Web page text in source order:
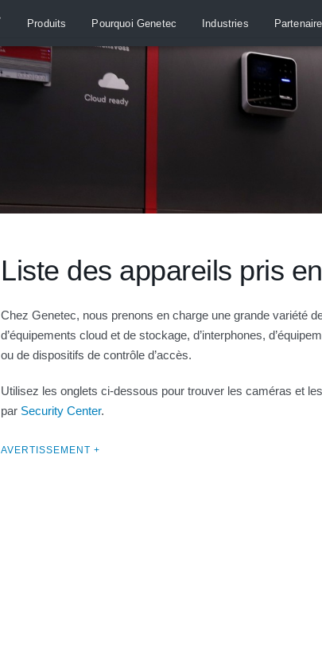
Produits Pourquoi Genetec Industries
Liste des appareils pris
Chez Genetec, nous prenons en charge une grande variété
d’équipements cloud et de stockage, d’interphones,
ou de dispositifs de contrôle d’accès.
Utilisez les onglets ci-dessous pour trouver les caméras et
par Security Center.
AVERTISSEMENT +